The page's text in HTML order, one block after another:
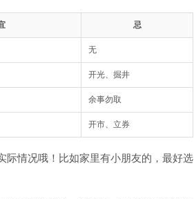
忌
无
开光、掘井
余事勿取
开市、立券
际情况哦！比如家里有小朋友的，最好选